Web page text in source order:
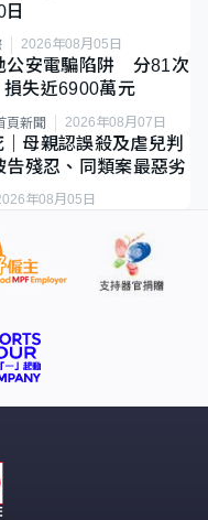
2026年08月05日
公安電騙陷阱 分81次
失近6900萬元
頁新聞 2026年08月07日
母親認誤殺及虐兒判
殘忍、同類案最惡劣
年08月05日